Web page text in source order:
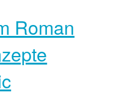
Roman